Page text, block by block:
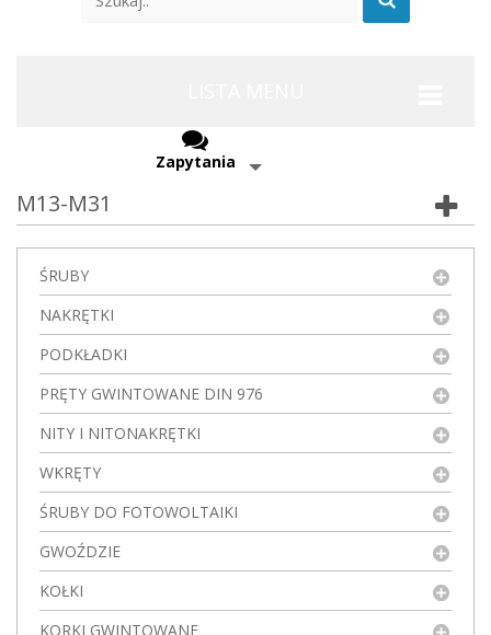
Zapytania
M13-M31
ŚRUBY
NAKRĘTKI
PODKŁADKI
PRĘTY GWINTOWANE DIN 976
NITY I NITONAKRĘTKI
WKRĘTY
ŚRUBY DO FOTOWOLTAIKI
GWOŹDZIE
KOŁKI
KORKI GWINTOWANE